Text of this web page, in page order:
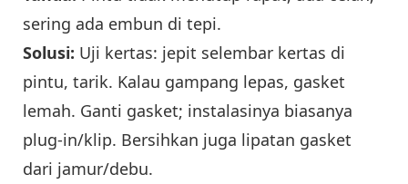
sering ada embun di tepi.
Solusi: Uji kertas: jepit selembar kertas di
pintu, tarik. Kalau gampang lepas, gasket
lemah. Ganti gasket; instalasinya biasanya
plug-in/klip. Bersihkan juga lipatan gasket
dari jamur/debu.